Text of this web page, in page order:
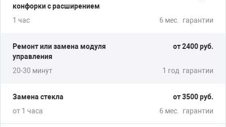
конфорки с расширением
1 час 6 мес. гарантии
Ремонт или замена модуля
управления
от 2400 руб.
20-30 минут 1 год гарантии
Замена стекла
от 3500 руб.
от 1 часа
6 мес. гарантии